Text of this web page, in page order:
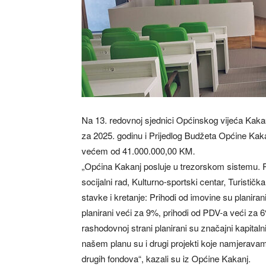
Na 13. redovnoj sjednici Općinskog vijeća
za 2025. godinu i Prijedlog Budžeta Općine
većem od 41.000.000,00 KM.
„Općina Kakanj posluje u trezorskom
socijalni rad, Kulturno-sportski centar,
stavke i kretanje: Prihodi od imovine su
planirani veći za 9%, prihodi od PDV-a veći za
rashodovnoj strani planirani su značajni
našem planu su i drugi projekti koje
drugih fondova“, kazali su iz Općine Kakanj.